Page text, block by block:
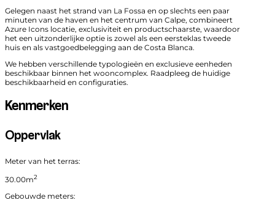
Gelegen naast het strand van La Fossa en op slechts een paar
minuten van de haven en het centrum van Calpe, combineert
Azure Icons locatie, exclusiviteit en productschaarste, waardoor
het een uitzonderlijke optie is zowel als een eersteklas tweede
huis en als vastgoedbelegging aan de Costa Blanca.
We hebben verschillende typologieën en exclusieve eenheden
beschikbaar binnen het wooncomplex. Raadpleeg de huidige
beschikbaarheid en configuraties.
Kenmerken
Oppervlak
Meter van het terras:
30.00m2
Gebouwde meters: